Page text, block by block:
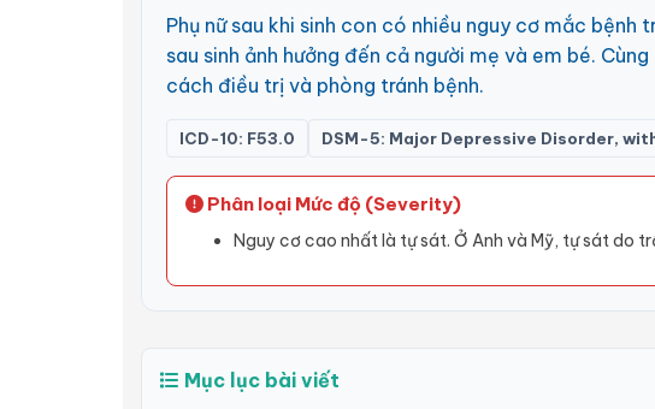
Phụ nữ sau khi sinh con có nhiều nguy cơ mắc
sau sinh ảnh hưởng đến cả người mẹ và em bé.
cách điều trị và phòng tránh bệnh.
ICD-10: F53.0 DSM-5: Major Depressive Disorder,
Phân loại Mức độ (Severity)
Nguy cơ cao nhất là tự sát. Ở Anh và Mỹ, tự sát do
Mục lục bài viết